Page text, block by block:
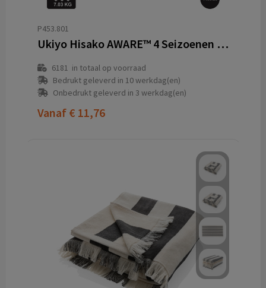
P453.801
Ukiyo Hisako AWARE™ 4 Seizoenen Deken/Handdoek 100x180
6181 in totaal op voorraad
Bedrukt geleverd in 10 werkdag(en)
Onbedrukt geleverd in 3 werkdag(en)
Vanaf € 11,76